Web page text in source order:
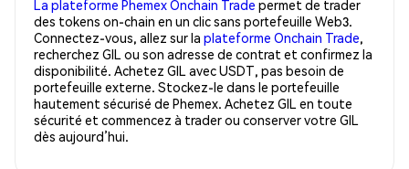
La plateforme Phemex Onchain Trade permet de trader
des tokens on-chain en un clic sans portefeuille Web3.
Connectez-vous, allez sur la plateforme Onchain Trade,
recherchez GIL ou son adresse de contrat et confirmez la
disponibilité. Achetez GIL avec USDT, pas besoin de
portefeuille externe. Stockez-le dans le portefeuille
hautement sécurisé de Phemex. Achetez GIL en toute
sécurité et commencez à trader ou conserver votre GIL
dès aujourd’hui.